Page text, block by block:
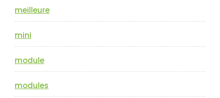
meilleure
mini
module
modules